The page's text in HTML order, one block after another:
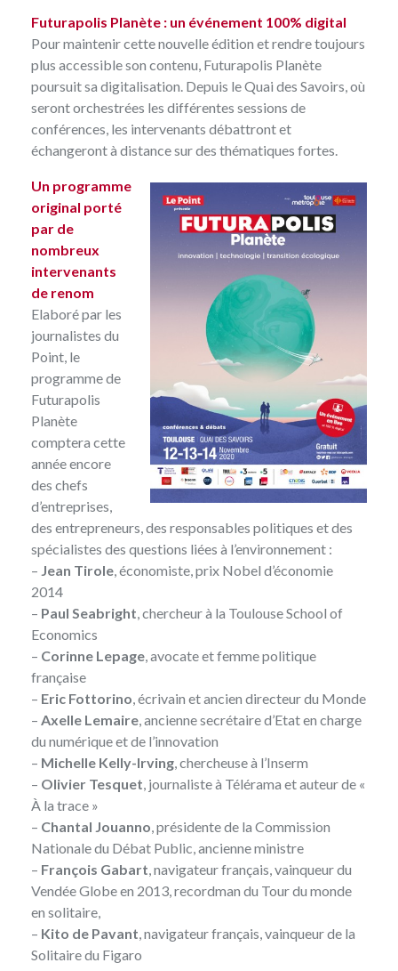
Futurapolis Planète : un événement 100% digital
Pour maintenir cette nouvelle édition et rendre toujours
plus accessible son contenu, Futurapolis Planète
poursuit sa digitalisation. Depuis le Quai des Savoirs, où
seront orchestrées les différentes sessions de
conférences, les intervenants débattront et
échangeront à distance sur des thématiques fortes.
Un programme
original porté
par de
nombreux
intervenants
de renom
Elaboré par les
journalistes du
Point, le
programme de
Futurapolis
Planète
comptera cette
année encore
des chefs
d’entreprises,
des entrepreneurs, des responsables politiques et des
spécialistes des questions liées à l’environnement :
– Jean Tirole , économiste, prix Nobel d’économie
2014
– Paul Seabright , chercheur à la Toulouse School of
Economics
– Corinne Lepage , avocate et femme politique
française
– Eric Fottorino , écrivain et ancien directeur du Monde
– Axelle Lemaire , ancienne secrétaire d’Etat en charge
du numérique et de l’innovation
– Michelle Kelly-Irving , chercheuse à l’Inserm
– Olivier Tesquet , journaliste à Télérama et auteur de «
À la trace »
– Chantal Jouanno , présidente de la Commission
Nationale du Débat Public, ancienne ministre
– François Gabart , navigateur français, vainqueur du
Vendée Globe en 2013, recordman du Tour du monde
en solitaire,
– Kito de Pavant , navigateur français, vainqueur de la
Solitaire du Figaro